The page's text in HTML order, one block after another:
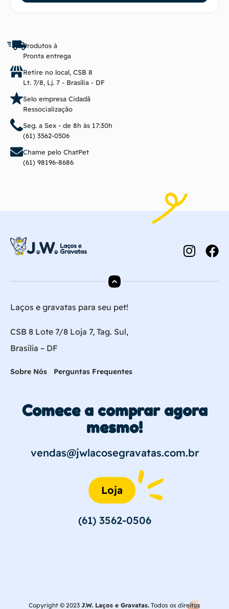
Produtos à
Pronta entrega
Retire no local, CSB 8
Lt. 7/8, Lj. 7 - Brasília - DF
Selo empresa Cidadã
Ressocialização
Seg. a Sex - de 8h às 17:30h
(61) 3562-0506
Chame pelo ChatPet
(61) 98196-8686
Laços e gravatas para seu pet!
CSB 8 Lote 7/8 Loja 7, Tag. Sul,
Brasília – DF
Sobre Nós Perguntas Frequentes
Comece a comprar agora
mesmo!
vendas@jwlacosegravatas.com.br
Loja
(61) 3562-0506
Copyright © 2023 J.W. Laços e Gravatas. Todos os direitos